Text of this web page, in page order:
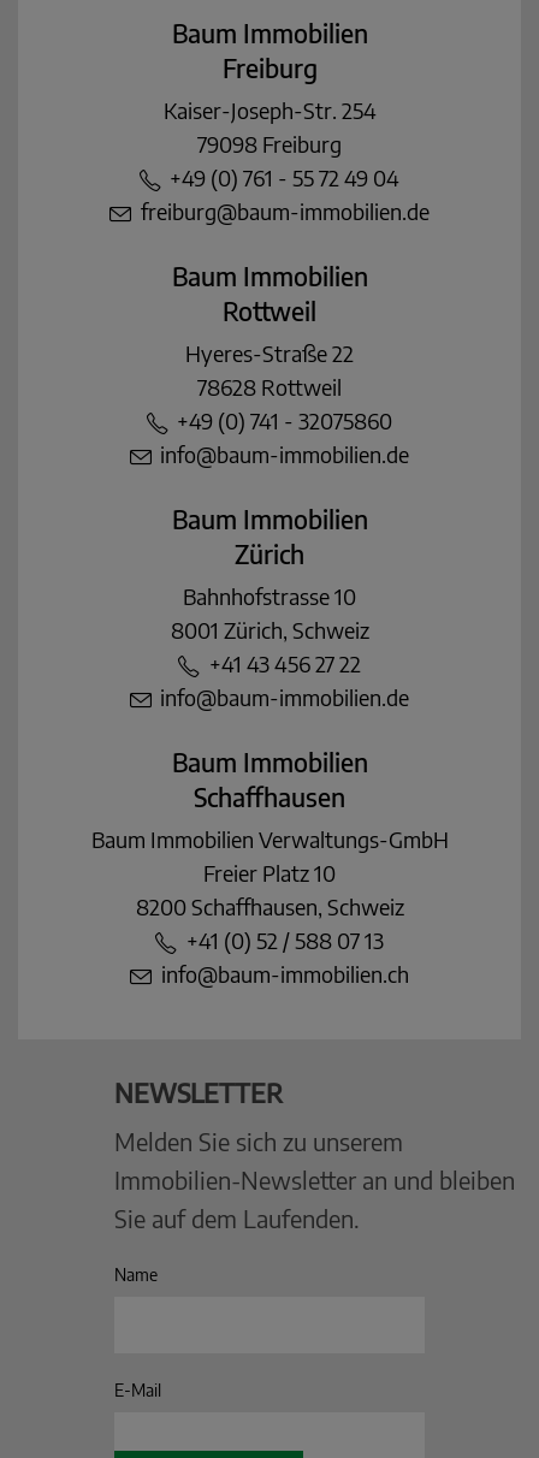
Baum Immobilien
Freiburg
Kaiser-Joseph-Str. 254
79098 Freiburg
+49 (0) 761 - 55 72 49 04
freiburg@baum-immobilien.de
Baum Immobilien
Rottweil
Hyeres-Straße 22
78628 Rottweil
+49 (0) 741 - 32075860
info@baum-immobilien.de
Baum Immobilien
Zürich
Bahnhofstrasse 10
8001 Zürich, Schweiz
+41 43 456 27 22
info@baum-immobilien.de
Baum Immobilien
Schaffhausen
Baum Immobilien Verwaltungs-GmbH
Freier Platz 10
8200 Schaffhausen, Schweiz
+41 (0) 52 / 588 07 13
info@baum-immobilien.ch
NEWSLETTER
Melden Sie sich zu unserem
Immobilien-Newsletter an und bleiben
Sie auf dem Laufenden.
Name
E-Mail